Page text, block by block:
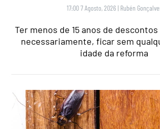
17:00 7 Agosto, 2026 | Rubén
Ter menos de 15 anos de
necessariamente, ficar sem
idade da reforma